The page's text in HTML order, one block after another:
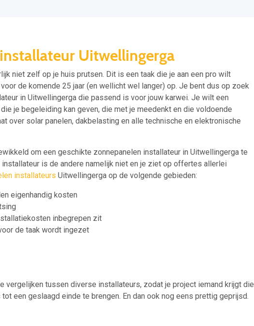
Uitwellingerga
niet zelf op je huis prutsen. Dit is een taak die je aan een pro wilt
de komende 25 jaar (en wellicht wel langer) op. Je bent dus op zoek
in Uitwellingerga die passend is voor jouw karwei. Je wilt een
je begeleiding kan geven, die met je meedenkt en die voldoende
over solar panelen, dakbelasting en alle technische en elektronische
om een geschikte zonnepanelen installateur in Uitwellingerga te
installateur is de andere namelijk niet en je ziet op offertes allerlei
installateurs Uitwellingerga op de volgende gebieden:
eigenhandig kosten
inbegrepen zit
de taak wordt ingezet
vergelijken tussen diverse installateurs, zodat je project iemand krijgt die
een geslaagd einde te brengen. En dan ook nog eens prettig geprijsd.